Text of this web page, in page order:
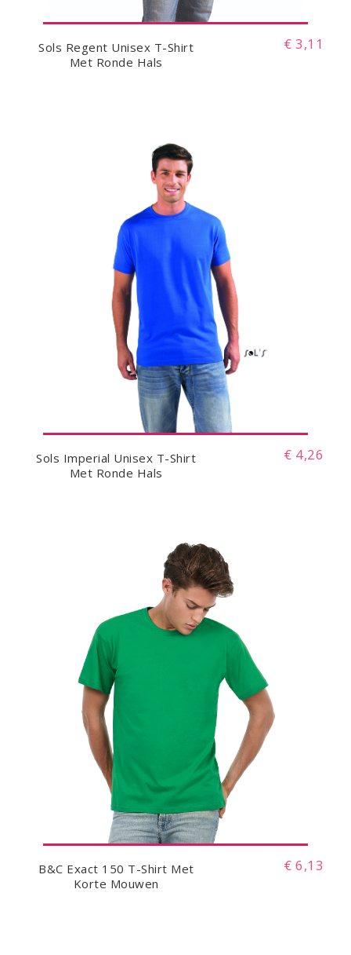
Sols Regent Unisex T-Shirt
Met Ronde Hals
€ 3,11
Sols Imperial Unisex T-Shirt
Met Ronde Hals
€ 4,26
B&C Exact 150 T-Shirt Met
Korte Mouwen
€ 6,13